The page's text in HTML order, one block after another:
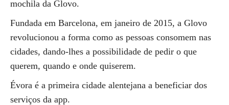
mochila da Glovo.
Fundada em Barcelona, em janeiro de 2015, a Glovo
revolucionou a forma como as pessoas consomem nas
cidades, dando-lhes a possibilidade de pedir o que
querem, quando e onde quiserem.
Évora é a primeira cidade alentejana a beneficiar dos
serviços da app.